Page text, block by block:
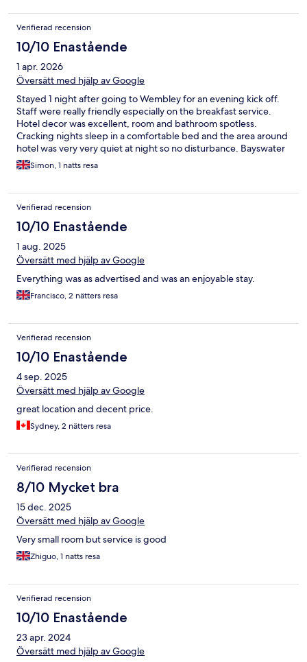
Verifierad recension
10/10 Enastående
1 apr. 2026
Översätt med hjälp av Google
Stayed 1 night after going to Wembley for an evening kick off.
Staff were really friendly especially on the breakfast service.
Hotel decor was excellent, room and bathroom spotless.
Cracking nights sleep in a comfortable bed and the area around
hotel was very very quiet at night so no disturbance. Bayswater
Underground Station literally just round corner with 3 decent
pubs in between. Wouldn’t hesitate to go back for another stay.
Simon, 1 natts resa
Verifierad recension
10/10 Enastående
1 aug. 2025
Översätt med hjälp av Google
Everything was as advertised and was an enjoyable stay.
Francisco, 2 nätters resa
Verifierad recension
10/10 Enastående
4 sep. 2025
Översätt med hjälp av Google
great location and decent price.
Sydney, 2 nätters resa
Verifierad recension
8/10 Mycket bra
15 dec. 2025
Översätt med hjälp av Google
Very small room but service is good
Zhiguo, 1 natts resa
Verifierad recension
10/10 Enastående
23 apr. 2024
Översätt med hjälp av Google